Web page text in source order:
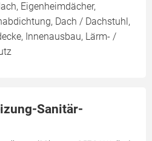
Eigenheimdächer,
Dach / Dachstuhl,
Innenausbau, Lärm- /
Sanitär-